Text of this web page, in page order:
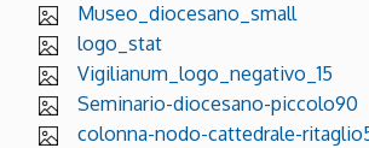
Museo_diocesano_small
logo_stat
Vigilianum_logo_negativo_15
Seminario-diocesano-piccolo90
colonna-nodo-cattedrale-